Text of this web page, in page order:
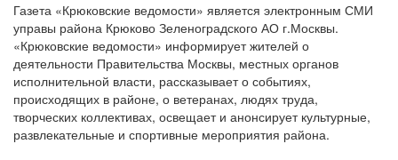
Газета «Крюковские ведомости» является электронным СМИ
управы района Крюково Зеленоградского АО г.Москвы.
«Крюковские ведомости» информирует жителей о
деятельности Правительства Москвы, местных органов
исполнительной власти, рассказывает о событиях,
происходящих в районе, о ветеранах, людях труда,
творческих коллективах, освещает и анонсирует культурные,
развлекательные и спортивные мероприятия района.